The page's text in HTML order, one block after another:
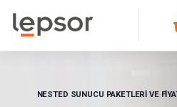
Kurumsal
NESTED SUNUCU PAKETLERI VE